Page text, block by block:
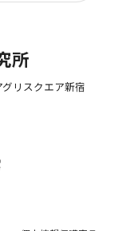
所
リスクエア新宿